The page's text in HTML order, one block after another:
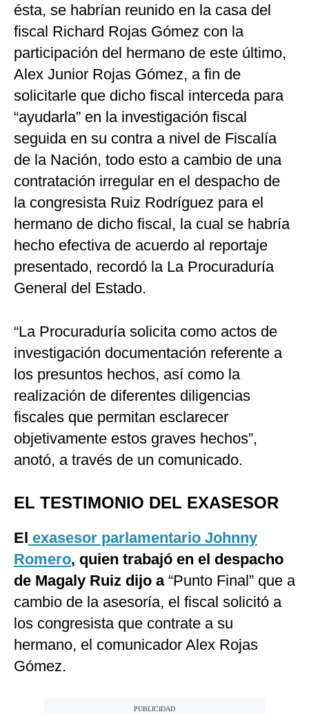
ésta, se habrían reunido en la casa del
fiscal Richard Rojas Gómez con la
participación del hermano de este último,
Alex Junior Rojas Gómez, a fin de
solicitarle que dicho fiscal interceda para
“ayudarla” en la investigación fiscal
seguida en su contra a nivel de Fiscalía
de la Nación, todo esto a cambio de una
contratación irregular en el despacho de
la congresista Ruiz Rodríguez para el
hermano de dicho fiscal, la cual se habría
hecho efectiva de acuerdo al reportaje
presentado, recordó la La Procuraduría
General del Estado.
“La Procuraduría solicita como actos de
investigación documentación referente a
los presuntos hechos, así como la
realización de diferentes diligencias
fiscales que permitan esclarecer
objetivamente estos graves hechos”,
anotó, a través de un comunicado.
EL TESTIMONIO DEL EXASESOR
El exasesor parlamentario Johnny
Romero, quien trabajó en el despacho
de Magaly Ruiz dijo a “Punto Final” que a
cambio de la asesoría, el fiscal solicitó a
los congresista que contrate a su
hermano, el comunicador Alex Rojas
Gómez.